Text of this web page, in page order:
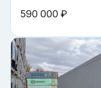
590 000 ₽